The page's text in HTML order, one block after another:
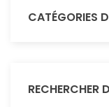
CATÉGORIES
RECHERCHER